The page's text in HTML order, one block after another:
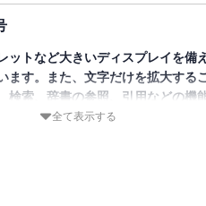
いを味わった25年を振り返り、
ーズンへの逆襲を誓いました。
ットなど大きいディスプレイを備
ます。また、文字だけを拡大する
検索、辞書の参照、引用などの機
全て表示する